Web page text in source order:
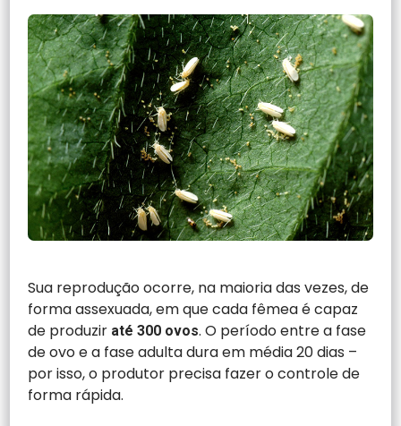
Sua reprodução ocorre, na maioria das vezes, de
forma assexuada, em que cada fêmea é capaz
de produzir até 300 ovos. O período entre a fase
de ovo e a fase adulta dura em média 20 dias –
por isso, o produtor precisa fazer o controle de
forma rápida.